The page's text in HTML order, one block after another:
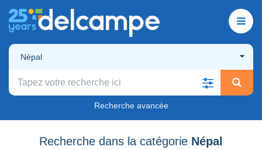
Népal
Recherche avancée
Recherche dans la catégorie Népal